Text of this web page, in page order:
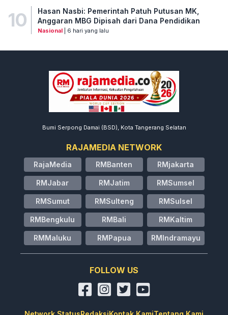
10
Hasan Nasbi: Pemerintah Patuh Putusan MK,
Anggaran MBG Dipisah dari Dana Pendidikan
Nasional| 6 hari yang lalu
Bumi Serpong Damai (BSD), Kota Tangerang Selatan
RAJAMEDIA NETWORK
RajaMedia RMBanten RMjakarta
RMJabar RMJatim RMSumsel
RMSumut RMSulteng RMSulsel
RMBengkulu RMBali RMKaltim
RMMaluku RMPapua RMIndramayu
FOLLOW US